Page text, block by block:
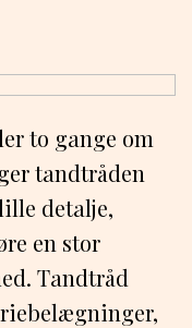
to gange om
tandtråden
detalje,
en stor
Tandtråd